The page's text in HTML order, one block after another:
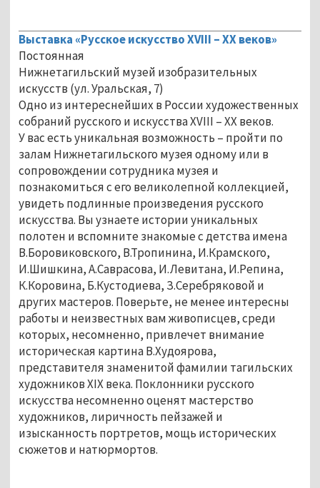
Выставка «Русское искусство XVIII – ХХ веков»
Постоянная
Нижнетагильский музей изобразительных
искусств (ул. Уральская, 7)
Одно из интереснейших в России художественных
собраний русского и искусства XVIII – XX веков.
У вас есть уникальная возможность – пройти по
залам Нижнетагильского музея одному или в
сопровождении сотрудника музея и
познакомиться с его великолепной коллекцией,
увидеть подлинные произведения русского
искусства. Вы узнаете истории уникальных
полотен и вспомните знакомые с детства имена
В.Боровиковского, В.Тропинина, И.Крамского,
И.Шишкина, А.Саврасова, И.Левитана, И.Репина,
К.Коровина, Б.Кустодиева, З.Серебряковой и
других мастеров. Поверьте, не менее интересны
работы и неизвестных вам живописцев, среди
которых, несомненно, привлечет внимание
историческая картина В.Худоярова,
представителя знаменитой фамилии тагильских
художников XIX века. Поклонники русского
искусства несомненно оценят мастерство
художников, лиричность пейзажей и
изысканность портретов, мощь исторических
сюжетов и натюрмортов.